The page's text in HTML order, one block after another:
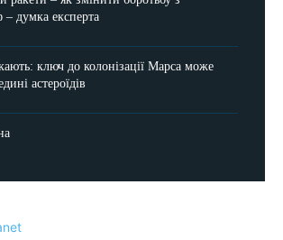
– думка експерта
ключ до колонізації Марса може
астероїдів